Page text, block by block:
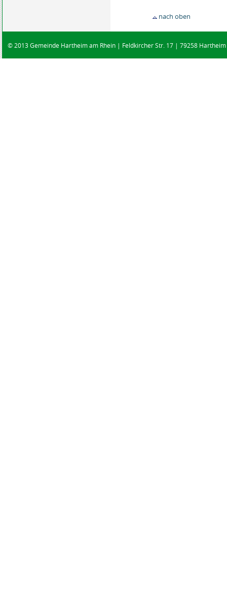
nach oben
© 2013 Gemeinde Hartheim am Rhein | Feldkircher Str. 17 | 79258